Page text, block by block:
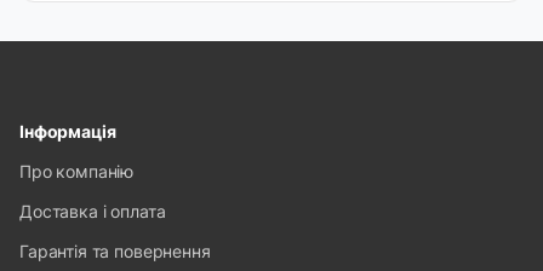
Інформація
Про компанію
Доставка і оплата
Гарантія та повернення